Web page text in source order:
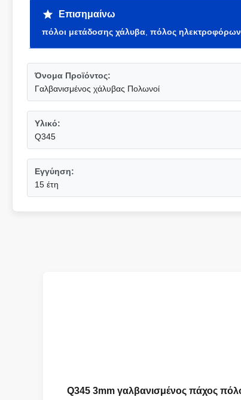
Επισημαίνω
πόλοι μετάδοσης χάλυβα πόλος
Όνομα Προϊόντος:
Γαλβανισμένος χάλυβας Πολωνοί
Υλικό:
Q345
Εγγύηση:
15 έτη
Q345 3mm γαλβανισμένος πάχος